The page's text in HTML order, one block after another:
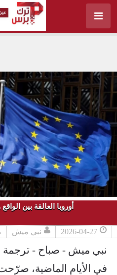
أوروبا العالقة بين
2026-04-27 نبي ميش
نبي ميش - صباح -
في الأيام الماضية،